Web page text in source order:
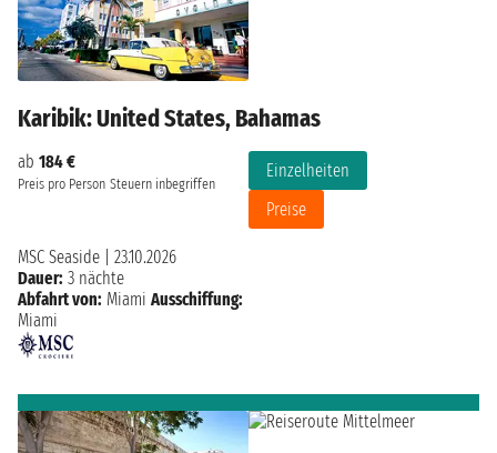
Karibik: United States, Bahamas
ab 184 €
Preis pro Person Steuern inbegriffen
Einzelheiten
Preise
MSC Seaside
23.10.2026
Dauer: 3 nächte
Abfahrt von: Miami Ausschiffung:
Miami